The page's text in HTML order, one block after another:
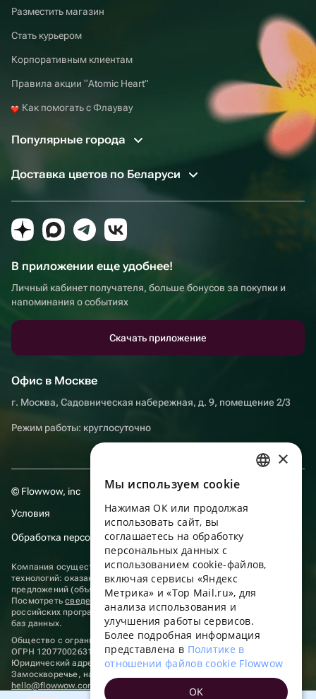
Разместить магазин
Стать курьером
Корпоративным клиентам
Правила акции “Atomic Heart”
Как помогать с Флаувау
Популярные города
Доставка цветов по Беларуси
В приложении еще удобнее!
Личный кабинет получателя, больше бонусов за покупки и
напоминания о событиях
Скачать приложение
Офис в Москве
г. Москва, Садовническая набережная, д. 9, помещение 2/3
Режим работы: круглосуточно
© Flowwow, inc
Условия
Обработка персональных данных
Компания осуществляет деятельность в области информационных
технологий: оказание услуг в сети “Интернет” по размещению
предложений (объявлений) продавцов о реализации товаров.
Посмотретьсведения о программах
, включенных в реестр
российских программ для электронных вычислительных машин и
баз данных.
Общество с ограниченной ответственностью «ФЛАУВАУ»
ОГРН 1207700263198, ИНН 9702020445
Юридический адрес: г. Москва, вн.тер. г. Муниципальный округ
Замоскворечье, наб. Садовническая, д. 9, помещ. 2/3.
hello@flowwow.com
8 800 555-16-15
ENGLISH
UKRAINIAN
PORTUGUESE
FRENCH
TURKISH
×
Мы используем сookie
Нажимая ОК или продолжая
использовать сайт, вы
соглашаетесь на обработку
персональных данных с
использованием cookie-файлов,
включая сервисы «Яндекс
Метрика» и «Top Mail.ru», для
анализа использования и
улучшения работы сервисов.
Более подробная информация
представлена в Политике в
отношении файлов cookie Flowwow
OK